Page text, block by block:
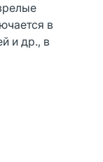
в
и др., в